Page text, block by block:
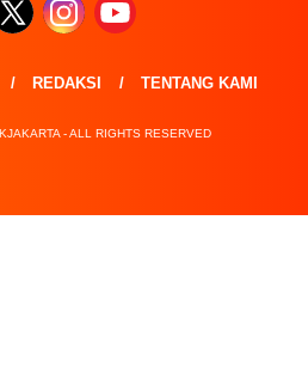
REDAKSI TENTANG KAMI
- ALL RIGHTS RESERVED